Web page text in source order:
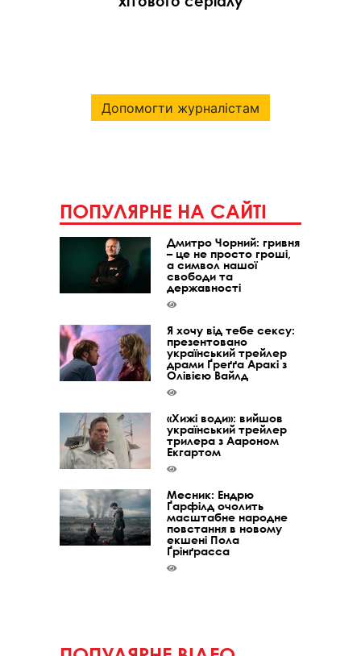
Допомогти журналістам
ПОПУЛЯРНЕ НА САЙТІ
Дмитро Чорний: гривня
– це не просто гроші,
а символ нашої
свободи та
державності
Я хочу від тебе сексу:
презентовано
український трейлер
драми Ґреґґа Аракі з
Олівією Вайлд
«Хижі води»: вийшов
український трейлер
трилера з Аароном
Екгартом
Месник: Ендрю
Ґарфілд очолить
масштабне народне
повстання в новому
екшені Пола
Ґрінґрасса